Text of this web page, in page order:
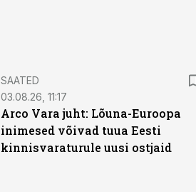
SAATED
03.08.26, 11:17
Arco Vara juht: Lõuna-Euroopa
inimesed võivad tuua Eesti
kinnisvaraturule uusi ostjaid